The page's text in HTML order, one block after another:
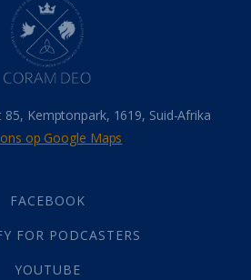
(31)
(14)
(1)
(19)
liggaam
(27)
Onse Vader(12)
(23)
Kemptonpark, 1619, Suid-Afrika
op Google Maps
FACEBOOK
FOR PODCASTERS
YOUTUBE